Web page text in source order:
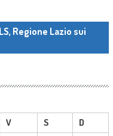
Regione Lazio sui
V S
D